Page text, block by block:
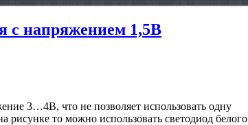
с напряжением 1,5В
3…4В, что не позволяет использовать одну
то можно использовать светодиод белого